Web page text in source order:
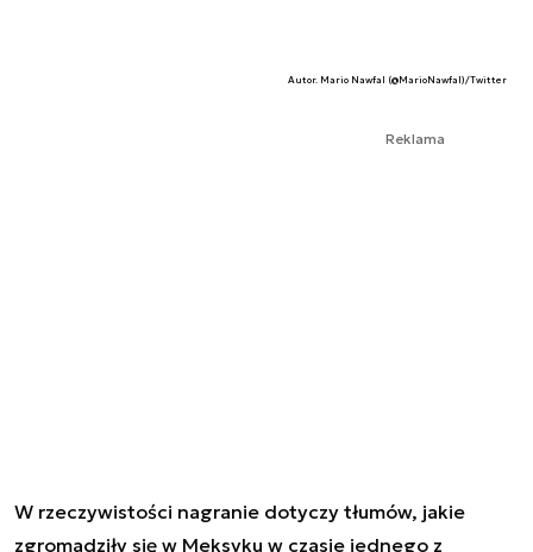
Autor. Mario Nawfal (@MarioNawfal)/Twitter
Reklama
W rzeczywistości nagranie dotyczy tłumów, jakie
zgromadziły się w Meksyku w czasie jednego z